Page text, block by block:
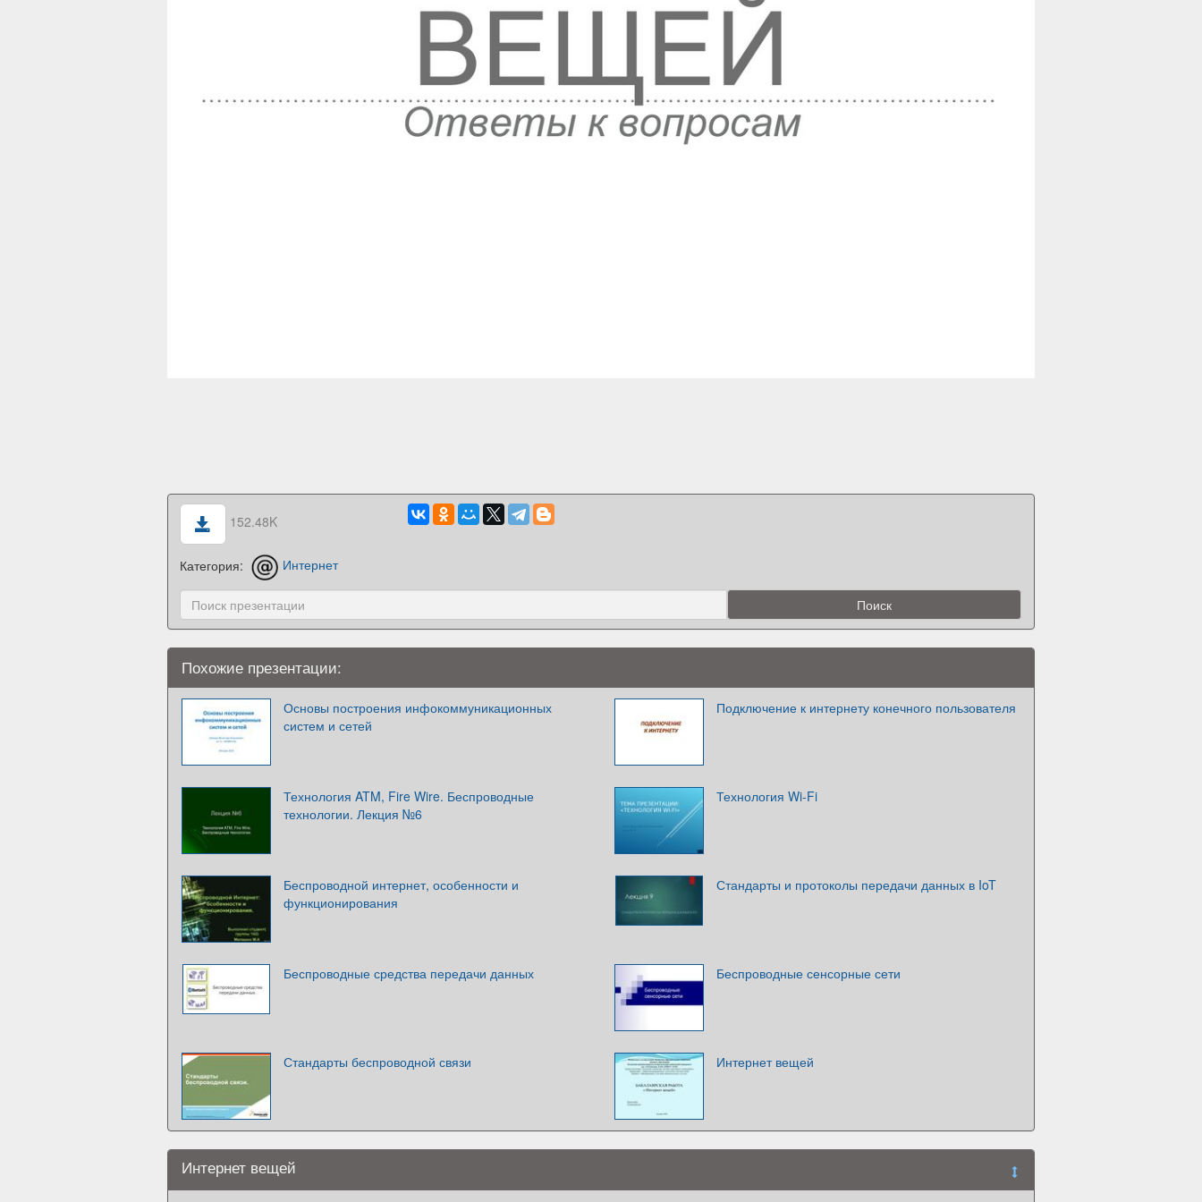
152.48K
Категория: Интернет
Похожие презентации:
Основы построения инфокоммуникационных
систем и сетей
Подключение к интернету конечного пользователя
Технология ATM, Fire Wire. Беспроводные
технологии. Лекция №6
Технология Wi-Fi
Беспроводной интернет, особенности и
функционирования
Стандарты и протоколы передачи данных в IoT
Беспроводные средства передачи данных Беспроводные сенсорные сети
Стандарты беспроводной связи Интернет вещей
Интернет вещей